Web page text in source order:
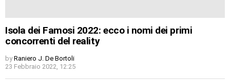
Isola dei Famosi 2022: ecco i nomi dei primi
concorrenti del reality
by Raniero J. De Bortoli
23 Febbraio 2022, 12:25